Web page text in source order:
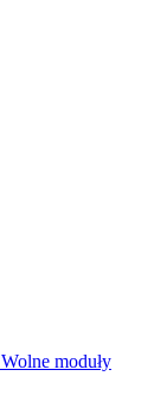
Wolne moduły